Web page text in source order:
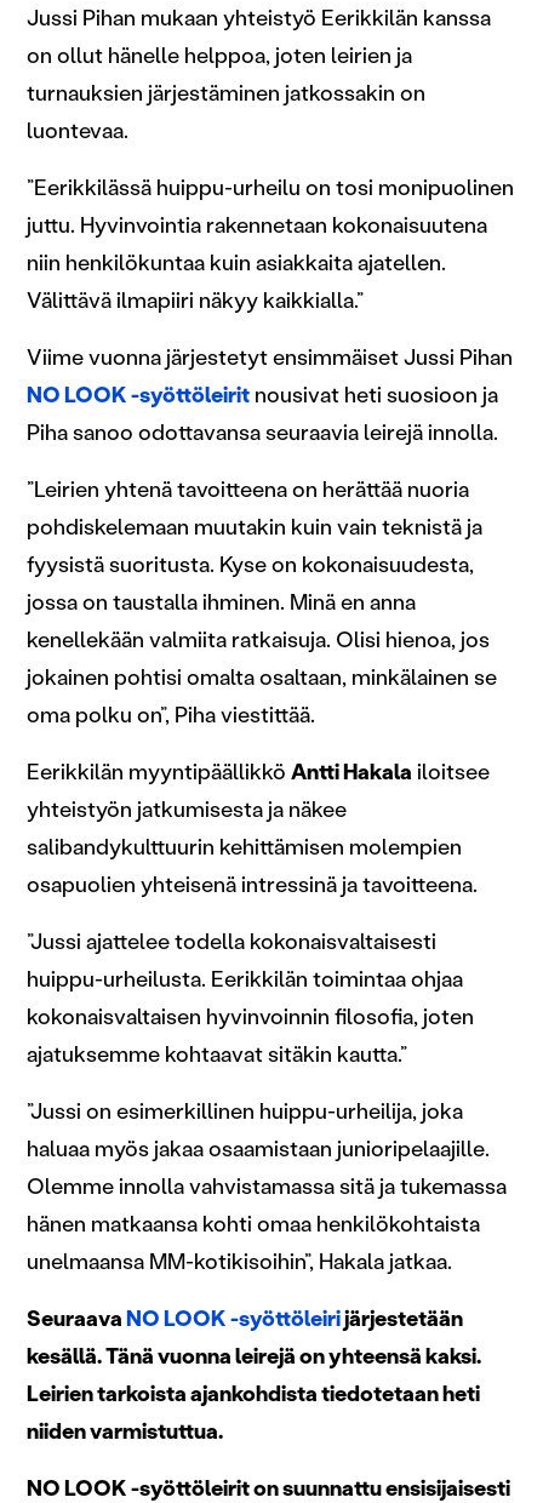
Jussi Pihan mukaan yhteistyö Eerikkilän kanssa
on ollut hänelle helppoa, joten leirien ja
turnauksien järjestäminen jatkossakin on
luontevaa.
”Eerikkilässä huippu-urheilu on tosi monipuolinen
juttu. Hyvinvointia rakennetaan kokonaisuutena
niin henkilökuntaa kuin asiakkaita ajatellen.
Välittävä ilmapiiri näkyy kaikkialla.”
Viime vuonna järjestetyt ensimmäiset Jussi Pihan
NO LOOK -syöttöleirit nousivat heti suosioon ja
Piha sanoo odottavansa seuraavia leirejä innolla.
”Leirien yhtenä tavoitteena on herättää nuoria
pohdiskelemaan muutakin kuin vain teknistä ja
fyysistä suoritusta. Kyse on kokonaisuudesta,
jossa on taustalla ihminen. Minä en anna
kenellekään valmiita ratkaisuja. Olisi hienoa, jos
jokainen pohtisi omalta osaltaan, minkälainen se
oma polku on”, Piha viestittää.
Eerikkilän myyntipäällikkö Antti Hakala iloitsee
yhteistyön jatkumisesta ja näkee
salibandykulttuurin kehittämisen molempien
osapuolien yhteisenä intressinä ja tavoitteena.
”Jussi ajattelee todella kokonaisvaltaisesti
huippu-urheilusta. Eerikkilän toimintaa ohjaa
kokonaisvaltaisen hyvinvoinnin filosofia, joten
ajatuksemme kohtaavat sitäkin kautta.”
”Jussi on esimerkillinen huippu-urheilija, joka
haluaa myös jakaa osaamistaan junioripelaajille.
Olemme innolla vahvistamassa sitä ja tukemassa
hänen matkaansa kohti omaa henkilökohtaista
unelmaansa MM-kotikisoihin”, Hakala jatkaa.
SeuraavaNO LOOK -syöttöleirijärjestetään
kesällä. Tänä vuonna leirejä on yhteensä kaksi.
Leirien tarkoista ajankohdista tiedotetaan heti
niiden varmistuttua.
NO LOOK -syöttöleirit on suunnattu ensisijaisesti